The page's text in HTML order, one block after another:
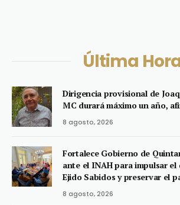
Última
Dirigencia provisional de
MC durará máximo un año,
8 agosto, 2026
Fortalece Gobierno de
ante el INAH para impulsar
Ejido Sabidos y preservar el
8 agosto, 2026